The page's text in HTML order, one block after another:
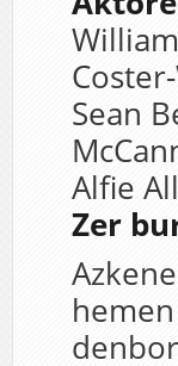
Sean
Alfie
Zer